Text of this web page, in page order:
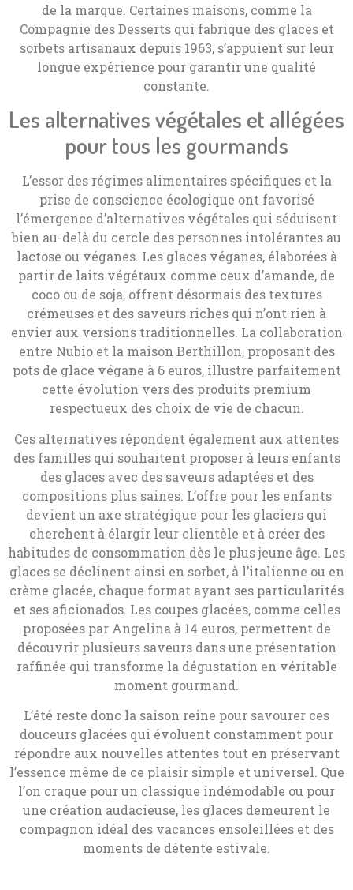
de la marque. Certaines maisons, comme la
Compagnie des Desserts qui fabrique des glaces et
sorbets artisanaux depuis 1963, s’appuient sur leur
longue expérience pour garantir une qualité
constante.
Les alternatives végétales et allégées
pour tous les gourmands
L’essor des régimes alimentaires spécifiques et la
prise de conscience écologique ont favorisé
l’émergence d’alternatives végétales qui séduisent
bien au-delà du cercle des personnes intolérantes au
lactose ou véganes. Les glaces véganes, élaborées à
partir de laits végétaux comme ceux d’amande, de
coco ou de soja, offrent désormais des textures
crémeuses et des saveurs riches qui n’ont rien à
envier aux versions traditionnelles. La collaboration
entre Nubio et la maison Berthillon, proposant des
pots de glace végane à 6 euros, illustre parfaitement
cette évolution vers des produits premium
respectueux des choix de vie de chacun.
Ces alternatives répondent également aux attentes
des familles qui souhaitent proposer à leurs enfants
des glaces avec des saveurs adaptées et des
compositions plus saines. L’offre pour les enfants
devient un axe stratégique pour les glaciers qui
cherchent à élargir leur clientèle et à créer des
habitudes de consommation dès le plus jeune âge. Les
glaces se déclinent ainsi en sorbet, à l’italienne ou en
crème glacée, chaque format ayant ses particularités
et ses aficionados. Les coupes glacées, comme celles
proposées par Angelina à 14 euros, permettent de
découvrir plusieurs saveurs dans une présentation
raffinée qui transforme la dégustation en véritable
moment gourmand.
L’été reste donc la saison reine pour savourer ces
douceurs glacées qui évoluent constamment pour
répondre aux nouvelles attentes tout en préservant
l’essence même de ce plaisir simple et universel. Que
l’on craque pour un classique indémodable ou pour
une création audacieuse, les glaces demeurent le
compagnon idéal des vacances ensoleillées et des
moments de détente estivale.